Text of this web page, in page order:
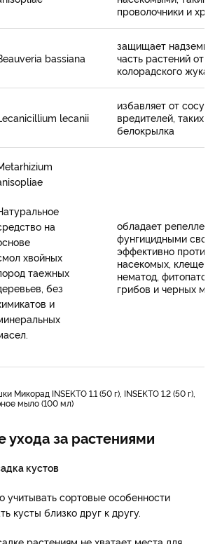
проволочники и
bassiana
защищает
часть растений от
колорадского жука
lecanii
избавляет от
вредителей, таких
белокрылка
на
хвойных
таежных
без
и
обладает
фунгицидными
эффективно против
насекомых, клещей,
нематод,
грибов и черных
мыло (100 мл)
ухода за растениями
кустов
учитывать сортовые особенности
кусты близко друг к другу.